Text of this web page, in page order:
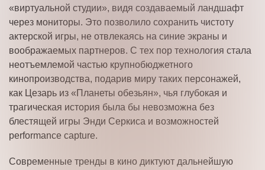
«виртуальной студии», видя создаваемый ландшафт
через мониторы. Это позволило сохранить чистоту
актерской игры, не отвлекаясь на синие экраны и
воображаемых партнеров. С тех пор технология стала
неотъемлемой частью крупнобюджетного
кинопроизводства, подарив миру таких персонажей,
как Цезарь из «Планеты обезьян», чья глубокая и
трагическая история была бы невозможна без
блестящей игры Энди Серкиса и возможностей
performance capture.
Современные тренды в кино диктуют дальнейшую